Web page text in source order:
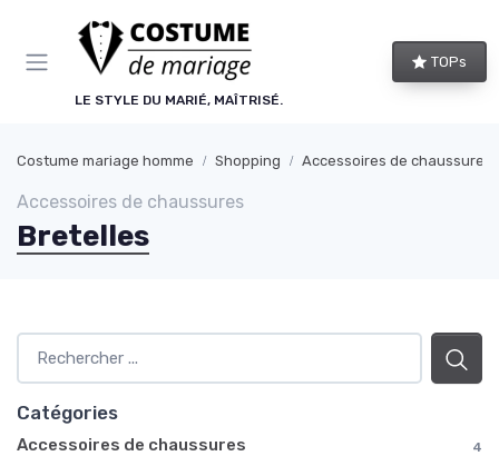
LE STYLE DU MARIÉ, MAÎTRISÉ.
TOPs
Costume mariage homme Shopping Accessoires de chaussures
Accessoires de chaussures
Bretelles
Catégories
Accessoires de chaussures 4